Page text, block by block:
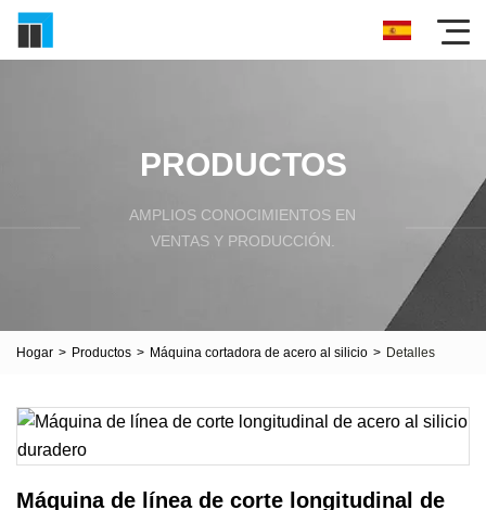
PRODUCTOS
AMPLIOS CONOCIMIENTOS EN
VENTAS Y PRODUCCIÓN.
Hogar > Productos > Máquina cortadora de acero al silicio > Detalles
Máquina de línea de corte longitudinal de